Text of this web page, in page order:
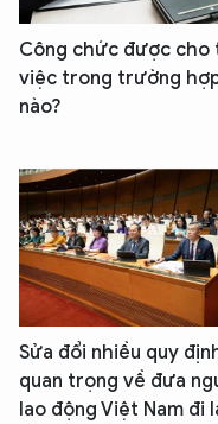
Công chức được cho
việc trong trường
nào?
Sửa đổi nhiều quy
quan trọng về đưa
lao động Việt Nam đi